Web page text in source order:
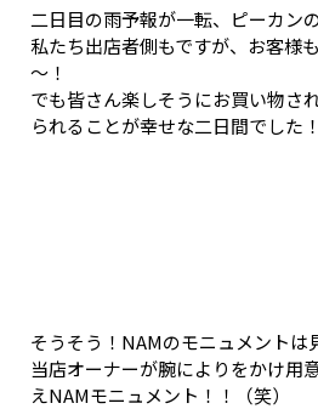
二日目の雨予報が一転、ピーカン
私たち出店者側もですが、お客様
～！
でも皆さん楽しそうにお買い物さ
られることが幸せな二日間でした！
そうそう！NAMのモニュメントは
当店オーナーが腕によりをかけ用
えNAMモニュメント！！（笑）